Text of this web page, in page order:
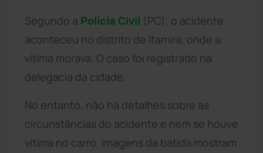
Segundo a Polícia Civil (PC), o acidente
aconteceu no distrito de Itamira, onde a
vítima morava. O caso foi registrado na
delegacia da cidade.
No entanto, não há detalhes sobre as
circunstâncias do acidente e nem se houve
vítima no carro. Imagens da batida mostram